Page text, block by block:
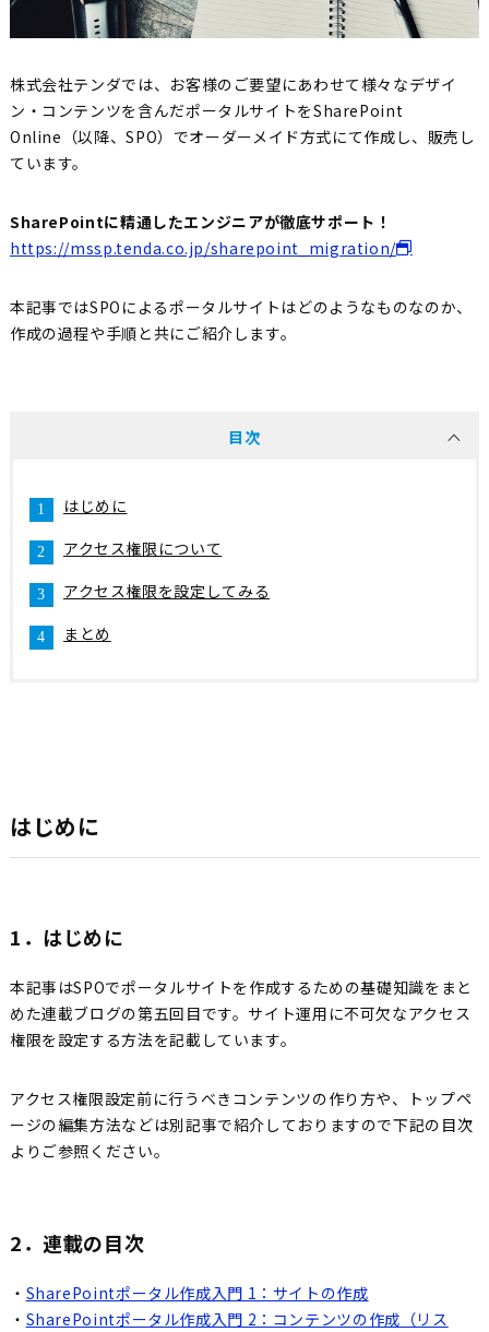
株式会社テンダでは、お客様のご要望にあわせて様々なデザイ
ン・コンテンツを含んだポータルサイトをSharePoint
Online（以降、SPO）でオーダーメイド方式にて作成し、販売し
ています。
SharePointに精通したエンジニアが徹底サポート！
https://mssp.tenda.co.jp/sharepoint_migration/
本記事ではSPOによるポータルサイトはどのようなものなのか、
作成の過程や手順と共にご紹介します。
目次
はじめに
アクセス権限について
アクセス権限を設定してみる
まとめ
はじめに
1．はじめに
本記事はSPOでポータルサイトを作成するための基礎知識をまと
めた連載ブログの第五回目です。サイト運用に不可欠なアクセス
権限を設定する方法を記載しています。
アクセス権限設定前に行うべきコンテンツの作り方や、トップペ
ージの編集方法などは別記事で紹介しておりますので下記の目次
よりご参照ください。
2．連載の目次
・ SharePointポータル作成入門 1：サイトの作成
・ SharePointポータル作成入門 2：コンテンツの作成（リス